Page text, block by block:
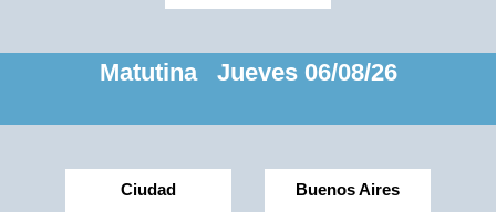
Matutina Jueves 06/08/26
Ciudad Buenos Aires